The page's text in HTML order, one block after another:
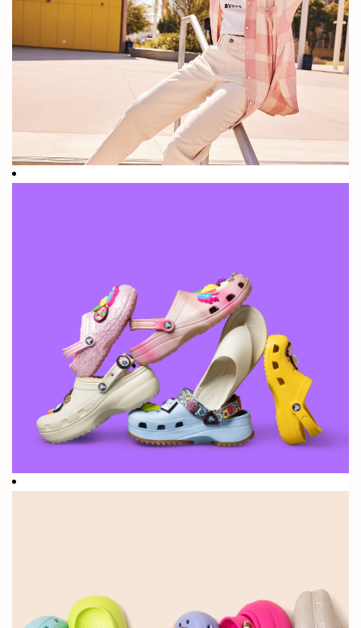
재미
있는
사실:
2002년, 우리
는 누구도 본
어떤 이들은
이를 불편하게
+850mm